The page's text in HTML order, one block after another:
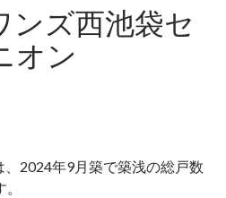
ンズ西池袋セ
オン
2024年9月築で築浅の総戸数